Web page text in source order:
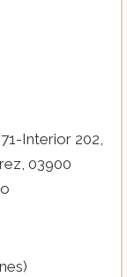
Interior 202,
03900